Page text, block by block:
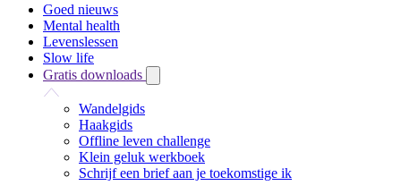
Goed nieuws
Mental health
Levenslessen
Slow life
Gratis downloads
Wandelgids
Haakgids
Offline leven challenge
Klein geluk werkboek
Schrijf een brief aan je toekomstige ik